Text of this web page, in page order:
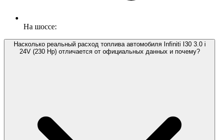
На шоссе:
Насколько реальный расход топлива автомобиля Infiniti I30 3.0 i
24V (230 Hp) отличается от официальных данных и почему?